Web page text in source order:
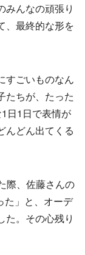
みんなの頑張り
、最終的な形を
すごいものなん
たちが、たった
日1日で表情が
んどん出てくる
際、佐藤さんの
た」と、オーデ
た。その心残り